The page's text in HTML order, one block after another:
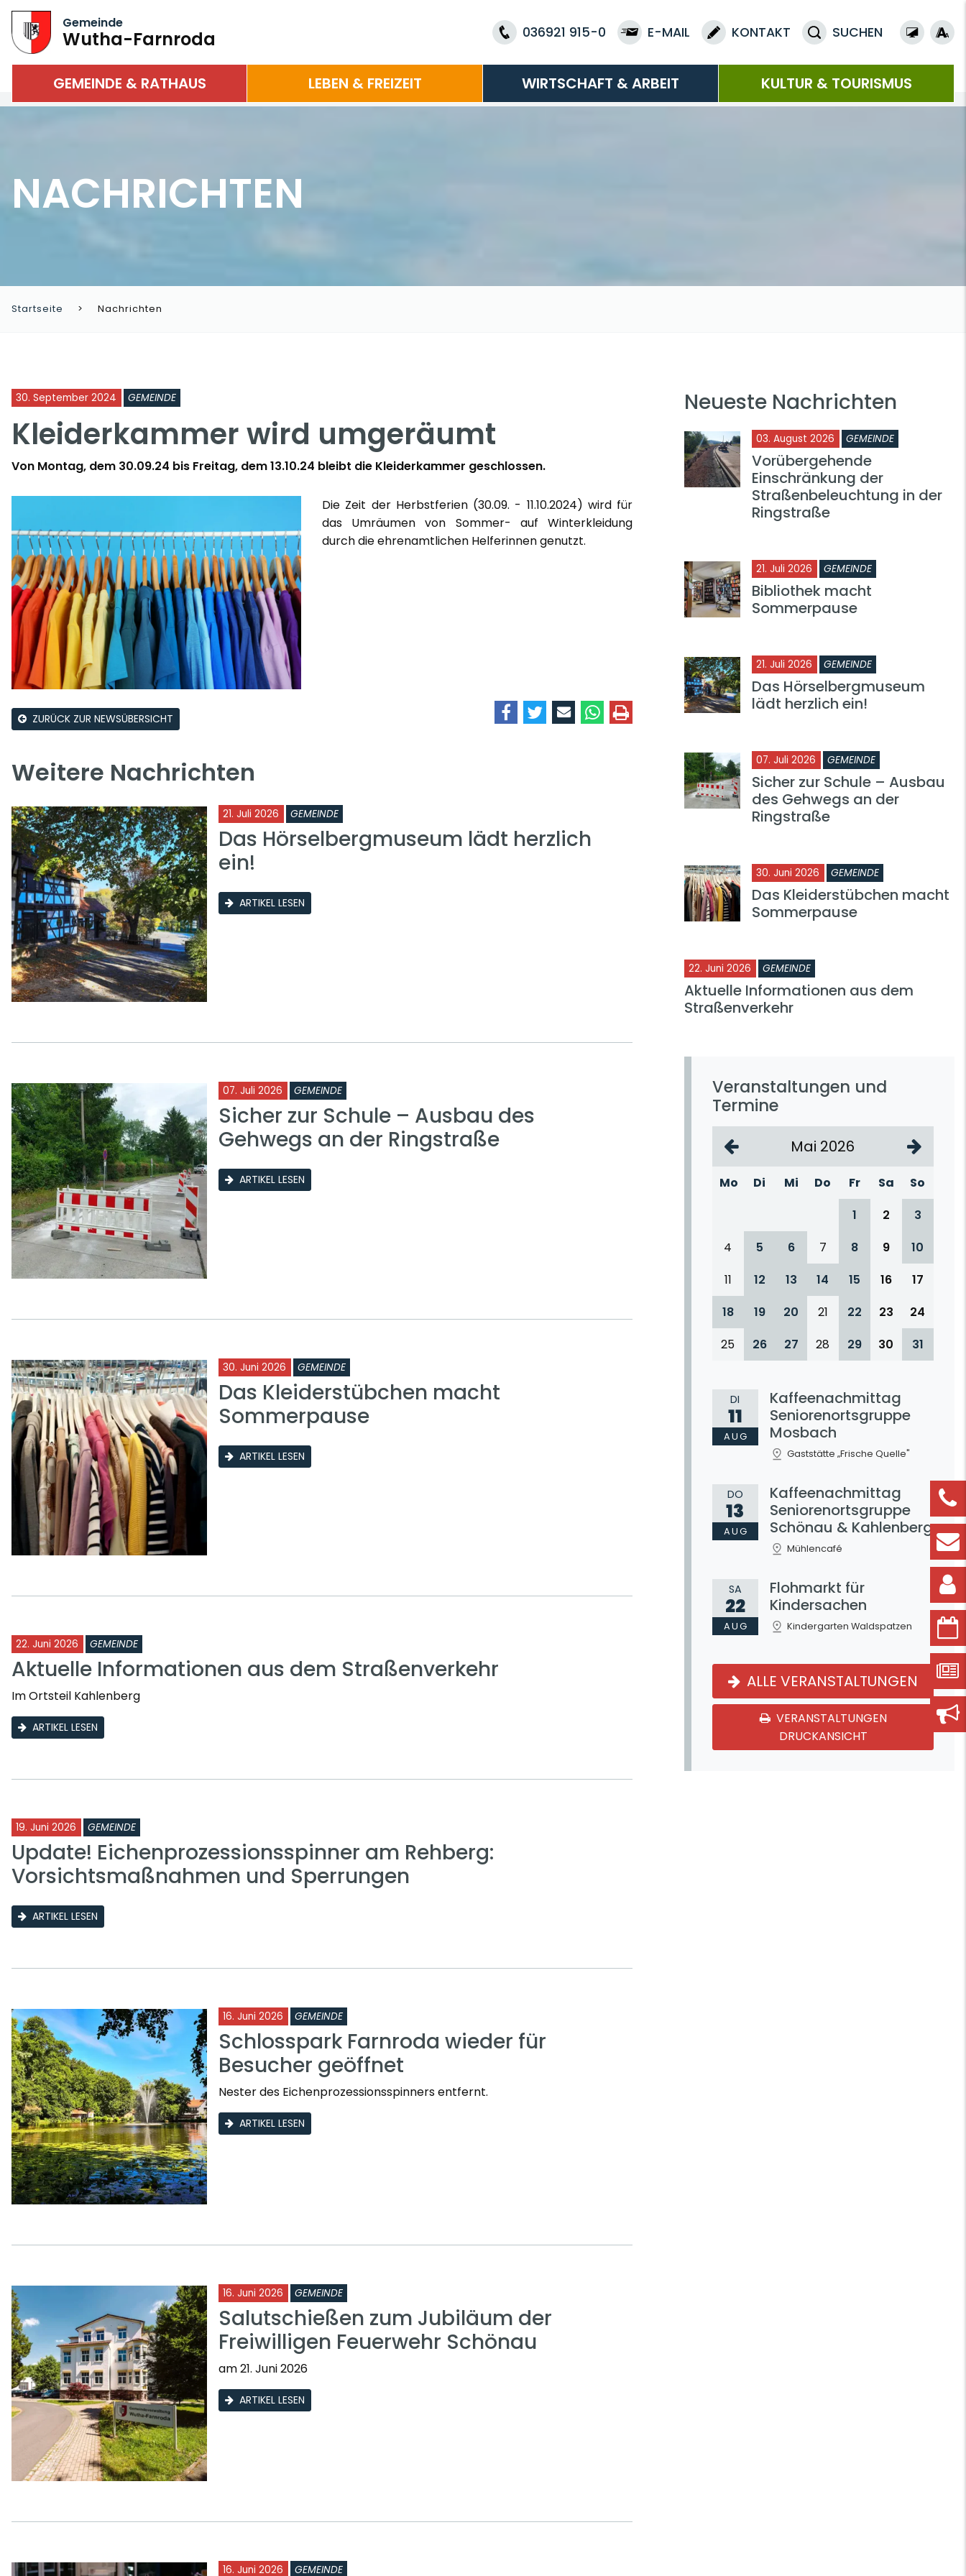
Gemeinde
Wutha-Farnroda 036921 915-0 E-MAIL KONTAKT SUCHEN
GEMEINDE & RATHAUS LEBEN & FREIZEIT WIRTSCHAFT & ARBEIT KULTUR & TOURISMUS
NACHRICHTEN
Startseite Nachrichten
30. September 2024 GEMEINDE
Kleiderkammer wird umgeräumt
Von Montag, dem 30.09.24 bis Freitag, dem 13.10.24 bleibt die Kleiderkammer geschlossen.
Die Zeit der Herbstferien (30.09. - 11.10.2024) wird für
das Umräumen von Sommer- auf Winterkleidung
durch die ehrenamtlichen Helferinnen genutzt.
ZURÜCK ZUR NEWSÜBERSICHT
Weitere Nachrichten
21. Juli 2026 GEMEINDE
Das Hörselbergmuseum lädt herzlich
ein!
ARTIKEL LESEN
07. Juli 2026 GEMEINDE
Sicher zur Schule – Ausbau des
Gehwegs an der Ringstraße
ARTIKEL LESEN
30. Juni 2026 GEMEINDE
Das Kleiderstübchen macht
Sommerpause
ARTIKEL LESEN
22. Juni 2026 GEMEINDE
Aktuelle Informationen aus dem Straßenverkehr
Im Ortsteil Kahlenberg
ARTIKEL LESEN
19. Juni 2026 GEMEINDE
Update! Eichenprozessionsspinner am Rehberg:
Vorsichtsmaßnahmen und Sperrungen
ARTIKEL LESEN
16. Juni 2026 GEMEINDE
Schlosspark Farnroda wieder für
Besucher geöffnet
Nester des Eichenprozessionsspinners entfernt.
ARTIKEL LESEN
16. Juni 2026 GEMEINDE
Salutschießen zum Jubiläum der
Freiwilligen Feuerwehr Schönau
am 21. Juni 2026
ARTIKEL LESEN
16. Juni 2026 GEMEINDE
Neueste Nachrichten
03. August 2026 GEMEINDE
Vorübergehende
Einschränkung der
Straßenbeleuchtung in der
Ringstraße
21. Juli 2026 GEMEINDE
Bibliothek macht
Sommerpause
21. Juli 2026 GEMEINDE
Das Hörselbergmuseum
lädt herzlich ein!
07. Juli 2026 GEMEINDE
Sicher zur Schule – Ausbau
des Gehwegs an der
Ringstraße
30. Juni 2026 GEMEINDE
Das Kleiderstübchen macht
Sommerpause
22. Juni 2026 GEMEINDE
Aktuelle Informationen aus dem
Straßenverkehr
Veranstaltungen und
Termine
Mai 2026
Mo Di Mi Do Fr Sa
So
1
2
3
4
5 6 7 8 9
10
11
12 13 14 15 16
17
18
19 20 21 22 23
24
25
26 27 28 29 30 31
DI
11
AUG
Kaffeenachmittag
Seniorenortsgruppe
Mosbach
Gaststätte „Frische Quelle"
DO
13
AUG
Kaffeenachmittag
Seniorenortsgruppe
Schönau & Kahlenberg
Mühlencafé
SA
22
AUG
Flohmarkt für
Kindersachen
Kindergarten Waldspatzen
ALLE VERANSTALTUNGEN
VERANSTALTUNGEN
DRUCKANSICHT